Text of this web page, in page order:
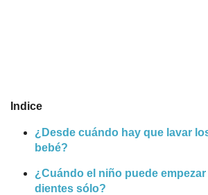
Indice
¿Desde cuándo hay que lavar
bebé?
¿Cuándo el niño puede
dientes sólo?